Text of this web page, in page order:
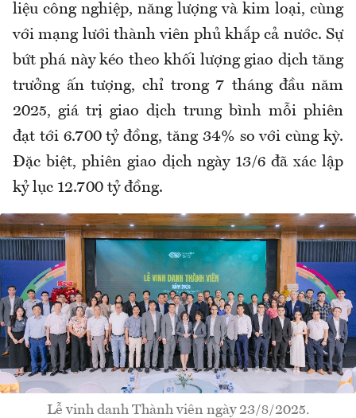
liệu công nghiệp, năng lượng và kim loại, cùng
với mạng lưới thành viên phủ khắp cả nước. Sự
bứt phá này kéo theo khối lượng giao dịch tăng
trưởng ấn tượng, chỉ trong 7 tháng đầu năm
2025, giá trị giao dịch trung bình mỗi phiên
đạt tới 6.700 tỷ đồng, tăng 34% so với cùng kỳ.
Đặc biệt, phiên giao dịch ngày 13/6 đã xác lập
kỷ lục 12.700 tỷ đồng.
Lễ vinh danh Thành viên ngày 23/8/2025.